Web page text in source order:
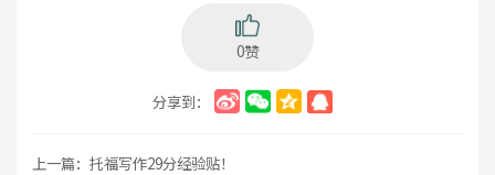
0赞
分享到：
上一篇： 托福写作29分经验贴！